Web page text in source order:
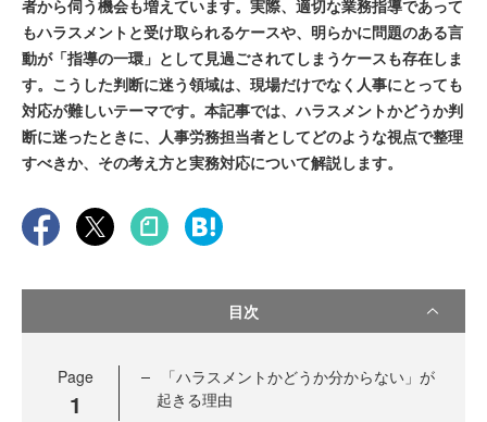
者から伺う機会も増えています。実際、適切な業務指導であって
もハラスメントと受け取られるケースや、明らかに問題のある言
動が「指導の一環」として見過ごされてしまうケースも存在しま
す。こうした判断に迷う領域は、現場だけでなく人事にとっても
対応が難しいテーマです。本記事では、ハラスメントかどうか判
断に迷ったときに、人事労務担当者としてどのような視点で整理
すべきか、その考え方と実務対応について解説します。
目次
Page
1
「ハラスメントかどうか分からない」が
起きる理由